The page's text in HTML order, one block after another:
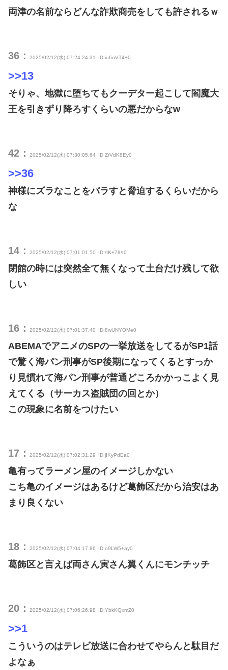
両津の名前ならどんな詐欺商売をしても許されるｗ
36： 2025/02/12(水) 07:24:24.31 ID:iu6oVT4+0
>>13
そりゃ、地獄に堕ちてもクーデター起こして閻魔大
王を引きずり降ろすくらいの悪だからなw
42： 2025/02/12(水) 07:30:05.64 ID:ZrVdK8Ey0
>>36
神様にズラなことをバラすと脅迫するくらいだから
な
14： 2025/02/12(水) 07:01:01.50 ID:/tK+78/t0
閉館の時には突然全て無くなって土台だけ残して欲
しい
16： 2025/02/12(水) 07:01:37.40 ID:8wUNYOMe0
ABEMAでアニメのSPの一挙放送をしてるがSP1話
で驚く海パン刑事がSP後期になってくるとすっか
り見慣れて海パン刑事が普通どころかかっこよく見
えてくる（サーカス盗賊団の回とか）
この現象に名前をつけたい
17： 2025/02/12(水) 07:02:31.29 ID:jIKyPdEa0
亀有ってラーメン屋のイメージしかない
こち亀のイメージはあるけど葛飾区だから治安はあ
まり良くない
18： 2025/02/12(水) 07:04:17.86 ID:o9LW5+ay0
葛飾区と言えば両さん寅さん翼くんにモンチッチ
20： 2025/02/12(水) 07:06:26.98 ID:YbkKQxmZ0
>>1
こういうのはテレビ放送に合わせてやらんと駄目だ
よなぁ